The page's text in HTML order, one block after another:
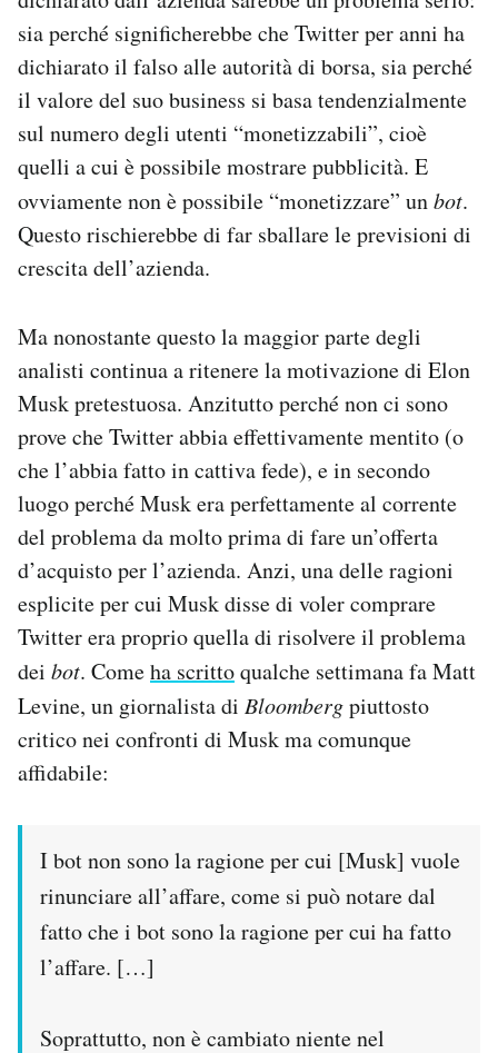
sia perché significherebbe che Twitter per anni ha
dichiarato il falso alle autorità di borsa, sia perché
il valore del suo business si basa tendenzialmente
sul numero degli utenti “monetizzabili”, cioè
quelli a cui è possibile mostrare pubblicità. E
ovviamente non è possibile “monetizzare” unbot.
Questo rischierebbe di far sballare le previsioni di
crescita dell’azienda.
Ma nonostante questo la maggior parte degli
analisti continua a ritenere la motivazione di Elon
Musk pretestuosa. Anzitutto perché non ci sono
prove che Twitter abbia effettivamente mentito (o
che l’abbia fatto in cattiva fede), e in secondo
luogo perché Musk era perfettamente al corrente
del problema da molto prima di fare un’offerta
d’acquisto per l’azienda. Anzi, una delle ragioni
esplicite per cui Musk disse di voler comprare
Twitter era proprio quella di risolvere il problema
dei bot. Comeha scrittoqualche settimana fa Matt
Levine, un giornalista di Bloombergpiuttosto
critico nei confronti di Musk ma comunque
affidabile:
I bot non sono la ragione per cui [Musk] vuole
rinunciare all’affare, come si può notare dal
fatto che i bot sono la ragione per cui ha fatto
l’affare. […]
Soprattutto, non è cambiato niente nel